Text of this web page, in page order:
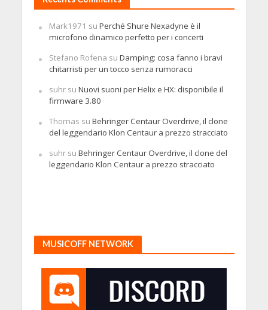
Mark1971 su Perché Shure Nexadyne è il
microfono dinamico perfetto per i concerti
Stefano Rofena su Damping: cosa fanno i bravi
chitarristi per un tocco senza rumoracci
suhrsu Nuovi suoni per Helix e HX: disponibile il
firmware 3.80
Thomas su Behringer Centaur Overdrive, il clone
del leggendario Klon Centaur a prezzo stracciato
suhrsu Behringer Centaur Overdrive, il clone del
leggendario Klon Centaur a prezzo stracciato
MUSICOFF NETWORK